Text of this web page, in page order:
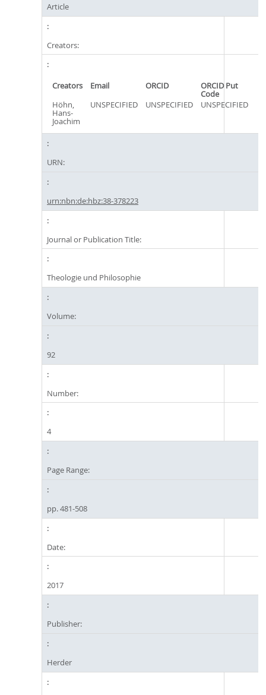
Article
Creators:
Creators Email ORCID ORCID Put
Code
Höhn,
Hans-
Joachim
UNSPECIFIED UNSPECIFIED UNSPECIFIED
URN:
urn:nbn:de:hbz:38-378223
Journal or Publication Title:
Theologie und Philosophie
Volume:
92
Number:
4
Page Range:
pp. 481-508
Date:
2017
Publisher:
Herder